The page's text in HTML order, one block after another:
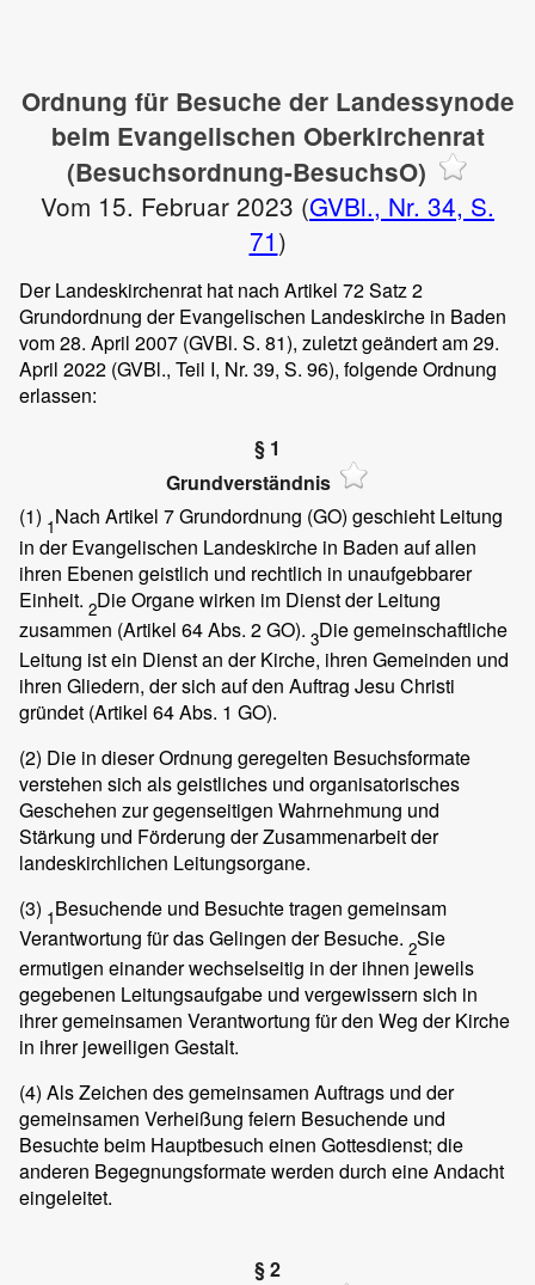
Ordnung für Besuche der Landessynode
beim Evangelischen Oberkirchenrat
(Besuchsordnung-BesuchsO)
Vom 15. Februar 2023 (GVBl., Nr. 34, S.
71)
Der Landeskirchenrat hat nach Artikel 72 Satz 2
Grundordnung der Evangelischen Landeskirche in Baden
vom 28. April 2007 (GVBl. S. 81), zuletzt geändert am 29.
April 2022 (GVBl., Teil I, Nr. 39, S. 96), folgende Ordnung
erlassen:
§ 1
Grundverständnis
(1) 1Nach Artikel 7 Grundordnung (GO) geschieht Leitung
in der Evangelischen Landeskirche in Baden auf allen
ihren Ebenen geistlich und rechtlich in unaufgebbarer
Einheit. 2Die Organe wirken im Dienst der Leitung
zusammen (Artikel 64 Abs. 2 GO). 3Die gemeinschaftliche
Leitung ist ein Dienst an der Kirche, ihren Gemeinden und
ihren Gliedern, der sich auf den Auftrag Jesu Christi
gründet (Artikel 64 Abs. 1 GO).
(2) Die in dieser Ordnung geregelten Besuchsformate
verstehen sich als geistliches und organisatorisches
Geschehen zur gegenseitigen Wahrnehmung und
Stärkung und Förderung der Zusammenarbeit der
landeskirchlichen Leitungsorgane.
(3) 1Besuchende und Besuchte tragen gemeinsam
Verantwortung für das Gelingen der Besuche. 2Sie
ermutigen einander wechselseitig in der ihnen jeweils
gegebenen Leitungsaufgabe und vergewissern sich in
ihrer gemeinsamen Verantwortung für den Weg der Kirche
in ihrer jeweiligen Gestalt.
(4) Als Zeichen des gemeinsamen Auftrags und der
gemeinsamen Verheißung feiern Besuchende und
Besuchte beim Hauptbesuch einen Gottesdienst; die
anderen Begegnungsformate werden durch eine Andacht
eingeleitet.
§ 2